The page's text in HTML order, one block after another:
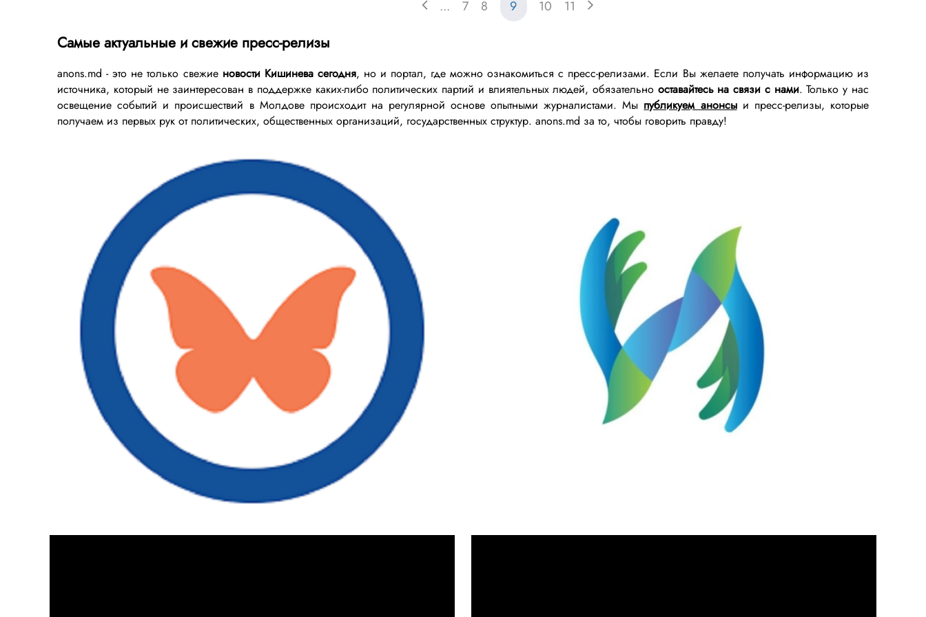
... 7 8 9 10 11
Самые актуальные и свежие пресс-релизы
anons.md - это не только свежие новости Кишинева сегодня, но и портал, где можно ознакомиться с пресс-релизами. Если Вы желаете получать информацию из
источника, который не заинтересован в поддержке каких-либо политических партий и влиятельных людей, обязательно оставайтесь на связи с нами. Только у нас
освещение событий и происшествий в Молдове происходит на регулярной основе опытными журналистами. Мы публикуем анонсыи пресс-релизы, которые
получаем из первых рук от политических, общественных организаций, государственных структур. anons.md за то, чтобы говорить правду!